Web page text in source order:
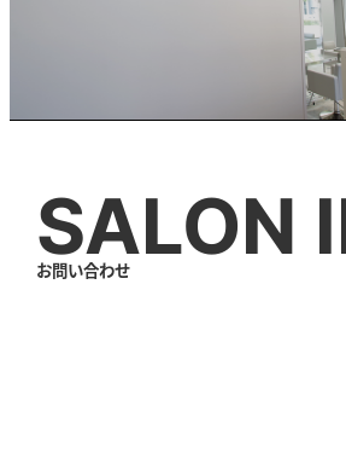
SALON
お問い合わせ